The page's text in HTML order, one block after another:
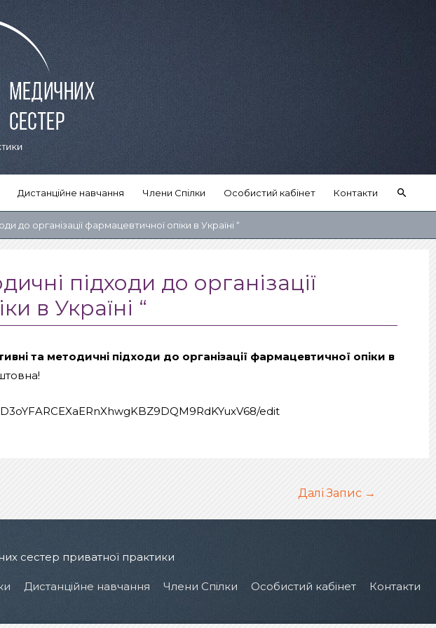
Дистанційне навчання Члени Спілки Особистий кабінет Контакти
до організації фармацевтичної опіки в Україні “
підходи до організації
в Україні “
та методичні підходи до організації фармацевтичної опіки в
edit
Далі Запис →
сестер приватної практики
Дистанційне навчання Члени Спілки Особистий кабінет Контакти